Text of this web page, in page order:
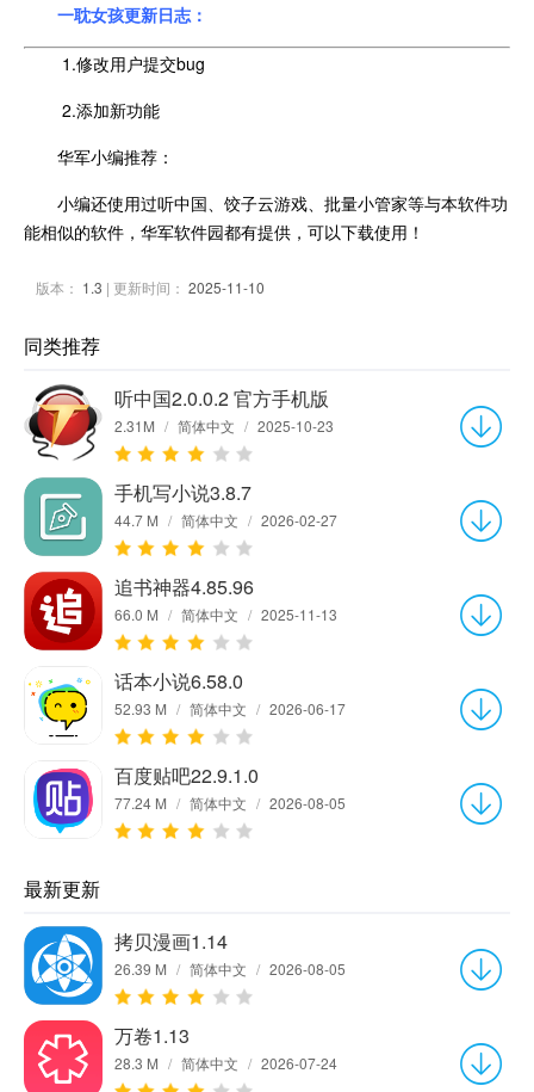
一耽女孩更新日志：
1.修改用户提交bug
2.添加新功能
华军小编推荐：
小编还使用过听中国、饺子云游戏、批量小管家等与本软件功
能相似的软件，华军软件园都有提供，可以下载使用！
版本： 1.3 | 更新时间： 2025-11-10
同类推荐
听中国2.0.0.2 官方手机版
2.31M / 简体中文 / 2025-10-23
手机写小说3.8.7
44.7 M / 简体中文 / 2026-02-27
追书神器4.85.96
66.0 M / 简体中文 / 2025-11-13
话本小说6.58.0
52.93 M / 简体中文 / 2026-06-17
百度贴吧22.9.1.0
77.24 M / 简体中文 / 2026-08-05
最新更新
拷贝漫画1.14
26.39 M / 简体中文 / 2026-08-05
万卷1.13
28.3 M / 简体中文 / 2026-07-24